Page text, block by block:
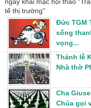
tế thị trường''
Đức TGM
sống
vọng...
Thánh lễ
Nhà thờ
Cha
Chúa gọi